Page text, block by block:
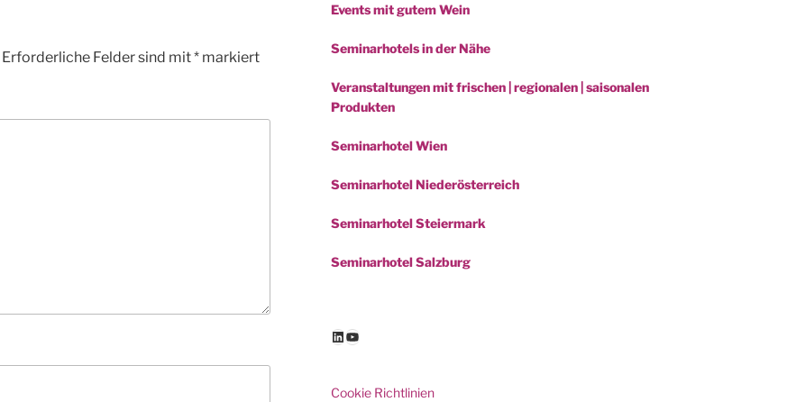
Erforderliche Felder sind mit* markiert
Events mit gutem Wein
Seminarhotels in der Nähe
Veranstaltungen mit frischen | regionalen | saisonalen
Produkten
Seminarhotel Wien
Seminarhotel Niederösterreich
Seminarhotel Steiermark
Seminarhotel Salzburg
LinkedIn
YouTube
Cookie Richtlinien